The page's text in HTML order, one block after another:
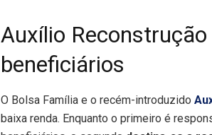
Auxílio
beneficiários
O Bolsa Família e o recém-introduzido
baixa renda. Enquanto o primeiro é